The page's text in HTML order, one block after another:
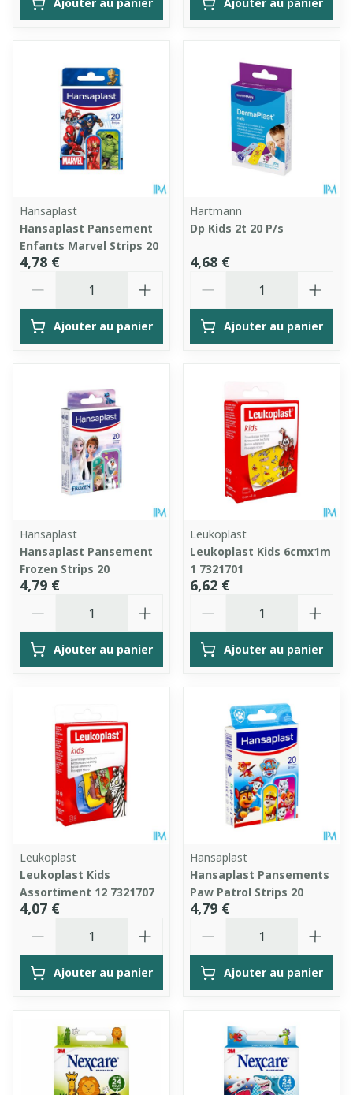
Hansaplast
Hansaplast Pansement
Enfants Marvel Strips 20
4,78 €
Ajouter au panier
Hartmann
Dp Kids 2t 20 P/s
4,68 €
Ajouter au panier
Hansaplast
Hansaplast Pansement
Frozen Strips 20
4,79 €
Ajouter au panier
Leukoplast
Leukoplast Kids 6cmx1m
1 7321701
6,62 €
Ajouter au panier
Leukoplast
Leukoplast Kids
Assortiment 12 7321707
4,07 €
Ajouter au panier
Hansaplast
Hansaplast Pansements
Paw Patrol Strips 20
4,79 €
Ajouter au panier